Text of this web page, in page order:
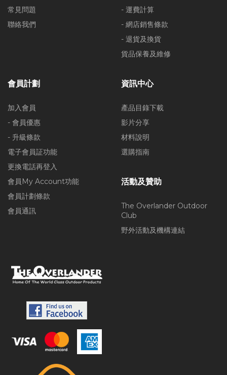
常見問題
聯絡我們
- 運費計算
- 網店銷售條款
- 退貨及換貨
貨品保養及維修
會員計劃
加入會員
- 會員優惠
- 升級條款
電子會員証功能
更換電話再登入
會員My Account功能
會員計劃條款
會員通訊
資訊中心
產品目錄下載
影片分享
材料說明
選購指南
活動及贊助
The Overlander Outdoor
Club
野外活動及機構連結